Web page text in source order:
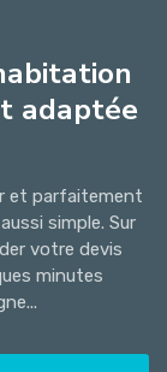
adaptée
et parfaitement
simple. Sur
votre devis
minutes